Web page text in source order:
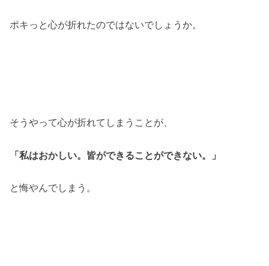
ポキっと心が折れたのではないでしょうか。
そうやって心が折れてしまうことが、
「私はおかしい。皆ができることができない。」
と悔やんでしまう。